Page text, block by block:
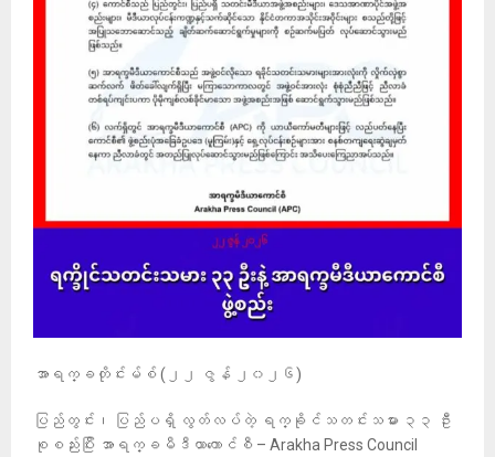
အာရက္ခတိုင်းမ်စ် (၂၂ ဇွန် ၂၀၂၆)
ပြည်တွင်း၊ ပြည်ပရှိ လွတ်လပ်တဲ့ ရက္ခိုင်သတင်းသမား ၃၃ ဦး
စုစည်းပြီး အာရက္ခမီဒီယာကောင်စီ – Arakha Press Council